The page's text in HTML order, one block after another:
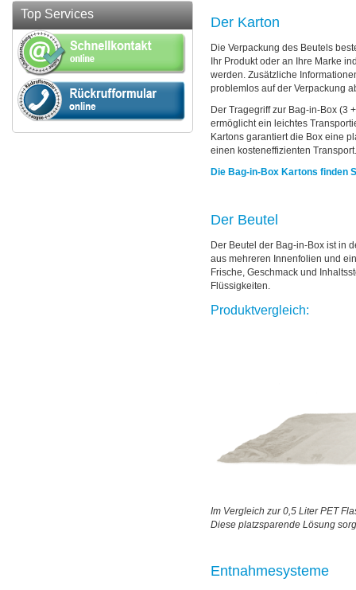
Top Services
Der Karton
Die Verpackung des Beutels
Ihr Produkt oder an Ihre Marke
werden. Zusätzliche
problemlos auf der Verpackung
Der Tragegriff zur Bag-in-Box (3
ermöglicht ein leichtes
Kartons garantiert die Box eine
einen kosteneffizienten Transport.
Die Bag-in-Box Kartons finden
Der Beutel
Der Beutel der Bag-in-Box ist in
aus mehreren Innenfolien und
Frische, Geschmack und
Flüssigkeiten.
Produktvergleich:
Im Vergleich zur 0,5 Liter PET
Diese platzsparende Lösung
Entnahmesysteme